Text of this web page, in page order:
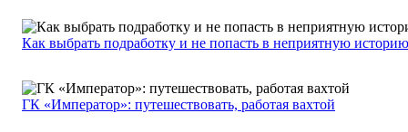
Как выбрать подработку и не попасть в неприятную историю
ГК «Император»: путешествовать, работая вахтой